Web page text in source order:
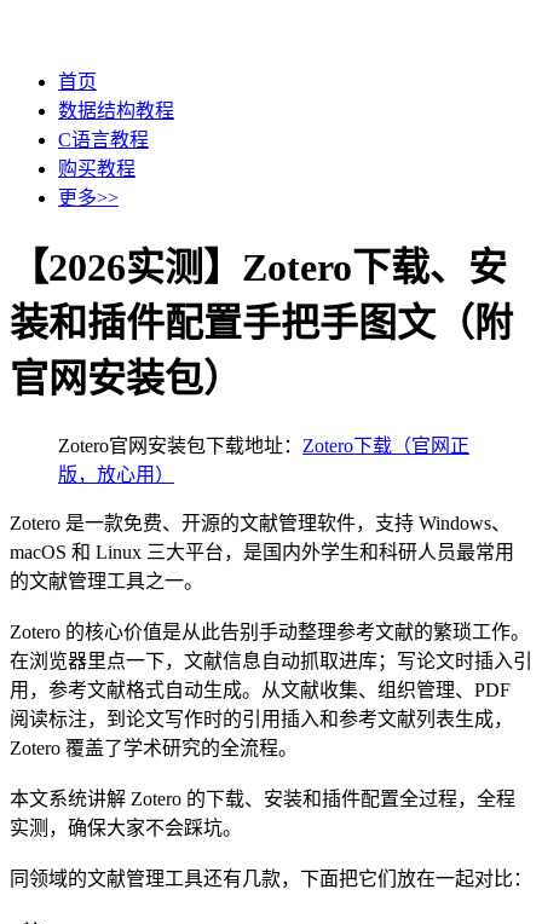
首页
数据结构教程
C语言教程
购买教程
更多>>
【2026实测】Zotero下载、安
装和插件配置手把手图文（附
官网安装包）
Zotero官网安装包下载地址： Zotero下载（官网正
版，放心用）
Zotero 是一款免费、开源的文献管理软件，支持 Windows、
macOS 和 Linux 三大平台，是国内外学生和科研人员最常用
的文献管理工具之一。
Zotero 的核心价值是从此告别手动整理参考文献的繁琐工作。
在浏览器里点一下，文献信息自动抓取进库；写论文时插入引
用，参考文献格式自动生成。从文献收集、组织管理、PDF
阅读标注，到论文写作时的引用插入和参考文献列表生成，
Zotero 覆盖了学术研究的全流程。
本文系统讲解 Zotero 的下载、安装和插件配置全过程，全程
实测，确保大家不会踩坑。
同领域的文献管理工具还有几款，下面把它们放在一起对比：